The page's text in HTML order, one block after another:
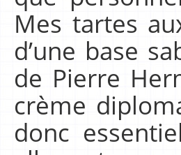
Mes tartes
d’une base
de Pierre
crème
donc